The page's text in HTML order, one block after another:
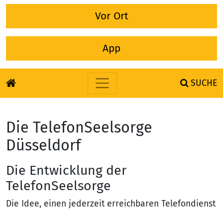
Vor Ort
App
Zum Inhalt springen
SUCHE
Die TelefonSeelsorge
Düsseldorf
Die Entwicklung der
TelefonSeelsorge
Die Idee, einen jederzeit erreichbaren Telefondienst